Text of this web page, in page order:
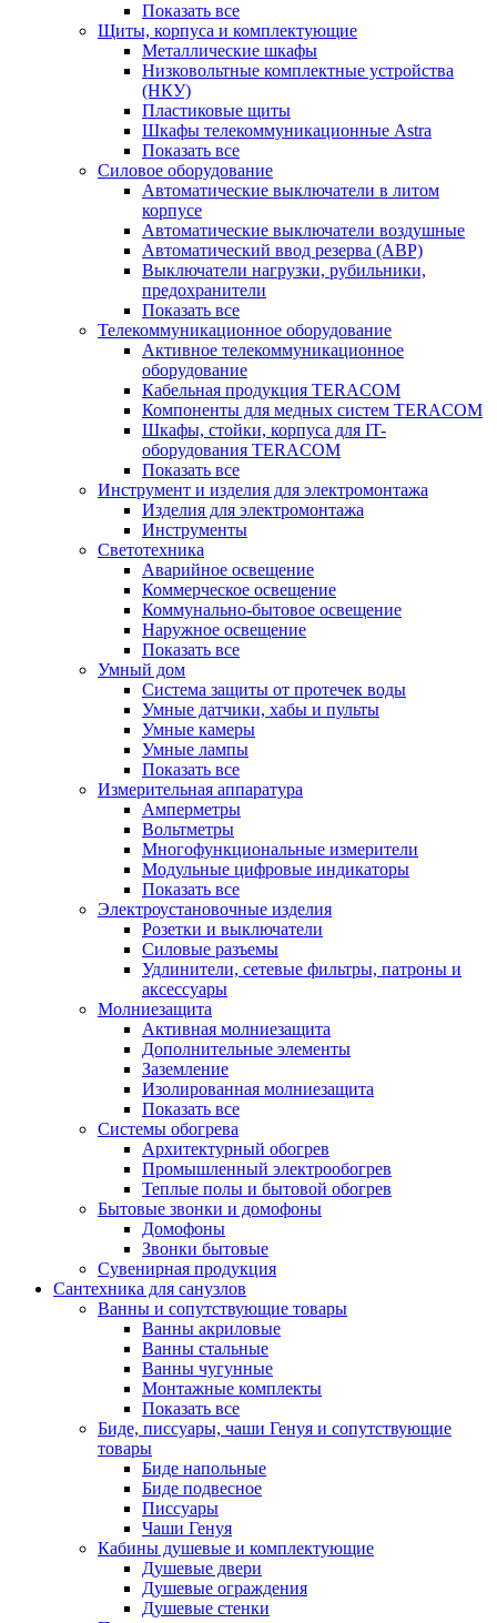
Показать все
Щиты, корпуса и комплектующие
Металлические шкафы
Низковольтные комплектные устройства
(НКУ)
Пластиковые щиты
Шкафы телекоммуникационные Astra
Показать все
Силовое оборудование
Автоматические выключатели в литом
корпусе
Автоматические выключатели воздушные
Автоматический ввод резерва (АВР)
Выключатели нагрузки, рубильники,
предохранители
Показать все
Телекоммуникационное оборудование
Активное телекоммуникационное
оборудование
Кабельная продукция TERACOM
Компоненты для медных систем TERACOM
Шкафы, стойки, корпуса для IT-
оборудования TERACOM
Показать все
Инструмент и изделия для электромонтажа
Изделия для электромонтажа
Инструменты
Светотехника
Аварийное освещение
Коммерческое освещение
Коммунально-бытовое освещение
Наружное освещение
Показать все
Умный дом
Система защиты от протечек воды
Умные датчики, хабы и пульты
Умные камеры
Умные лампы
Показать все
Измерительная аппаратура
Амперметры
Вольтметры
Многофункциональные измерители
Модульные цифровые индикаторы
Показать все
Электроустановочные изделия
Розетки и выключатели
Силовые разъемы
Удлинители, сетевые фильтры, патроны и
аксессуары
Молниезащита
Активная молниезащита
Дополнительные элементы
Заземление
Изолированная молниезащита
Показать все
Системы обогрева
Архитектурный обогрев
Промышленный электрообогрев
Теплые полы и бытовой обогрев
Бытовые звонки и домофоны
Домофоны
Звонки бытовые
Сувенирная продукция
Сантехника для санузлов
Ванны и сопутствующие товары
Ванны акриловые
Ванны стальные
Ванны чугунные
Монтажные комплекты
Показать все
Биде, писсуары, чаши Генуя и сопутствующие
товары
Биде напольные
Биде подвесное
Писсуары
Чаши Генуя
Кабины душевые и комплектующие
Душевые двери
Душевые ограждения
Душевые стенки